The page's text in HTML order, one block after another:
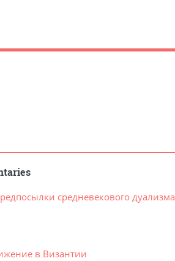
средневекового дуализма
в Византии